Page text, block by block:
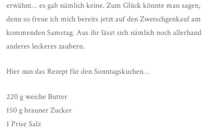
erwähnt… es gab nämlich keine. Zum Glück könnte man sagen,
denn so freue ich mich bereits jetzt auf den Zwetschgenkauf am
kommenden Samstag. Aus ihr lässt sich nämlich noch allerhand
anderes leckeres zaubern.
Hier nun das Rezept für den Sonntagskuchen…
220 g weiche Butter
150 g brauner Zucker
1 Prise Salz